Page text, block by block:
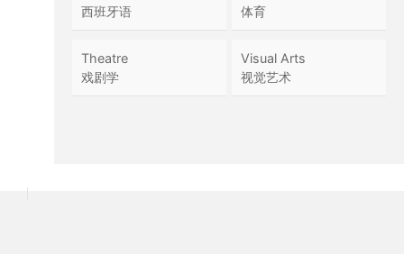
西班牙语
体育
Theatre
戏剧学
Visual Arts
视觉艺术